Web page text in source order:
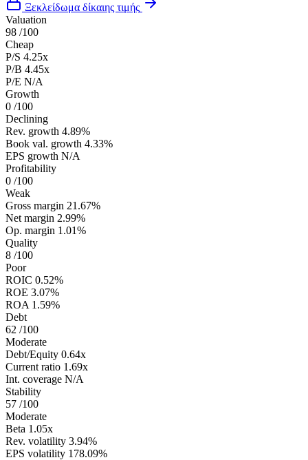
Ξεκλείδωμα δίκαιης τιμής
Valuation
98 /100
Cheap
P/S 4.25x
P/B 4.45x
P/E N/A
Growth
0 /100
Declining
Rev. growth 4.89%
Book val. growth 4.33%
EPS growth N/A
Profitability
0 /100
Weak
Gross margin 21.67%
Net margin 2.99%
Op. margin 1.01%
Quality
8 /100
Poor
ROIC 0.52%
ROE 3.07%
ROA 1.59%
Debt
62 /100
Moderate
Debt/Equity 0.64x
Current ratio 1.69x
Int. coverage N/A
Stability
57 /100
Moderate
Beta 1.05x
Rev. volatility 3.94%
EPS volatility 178.09%